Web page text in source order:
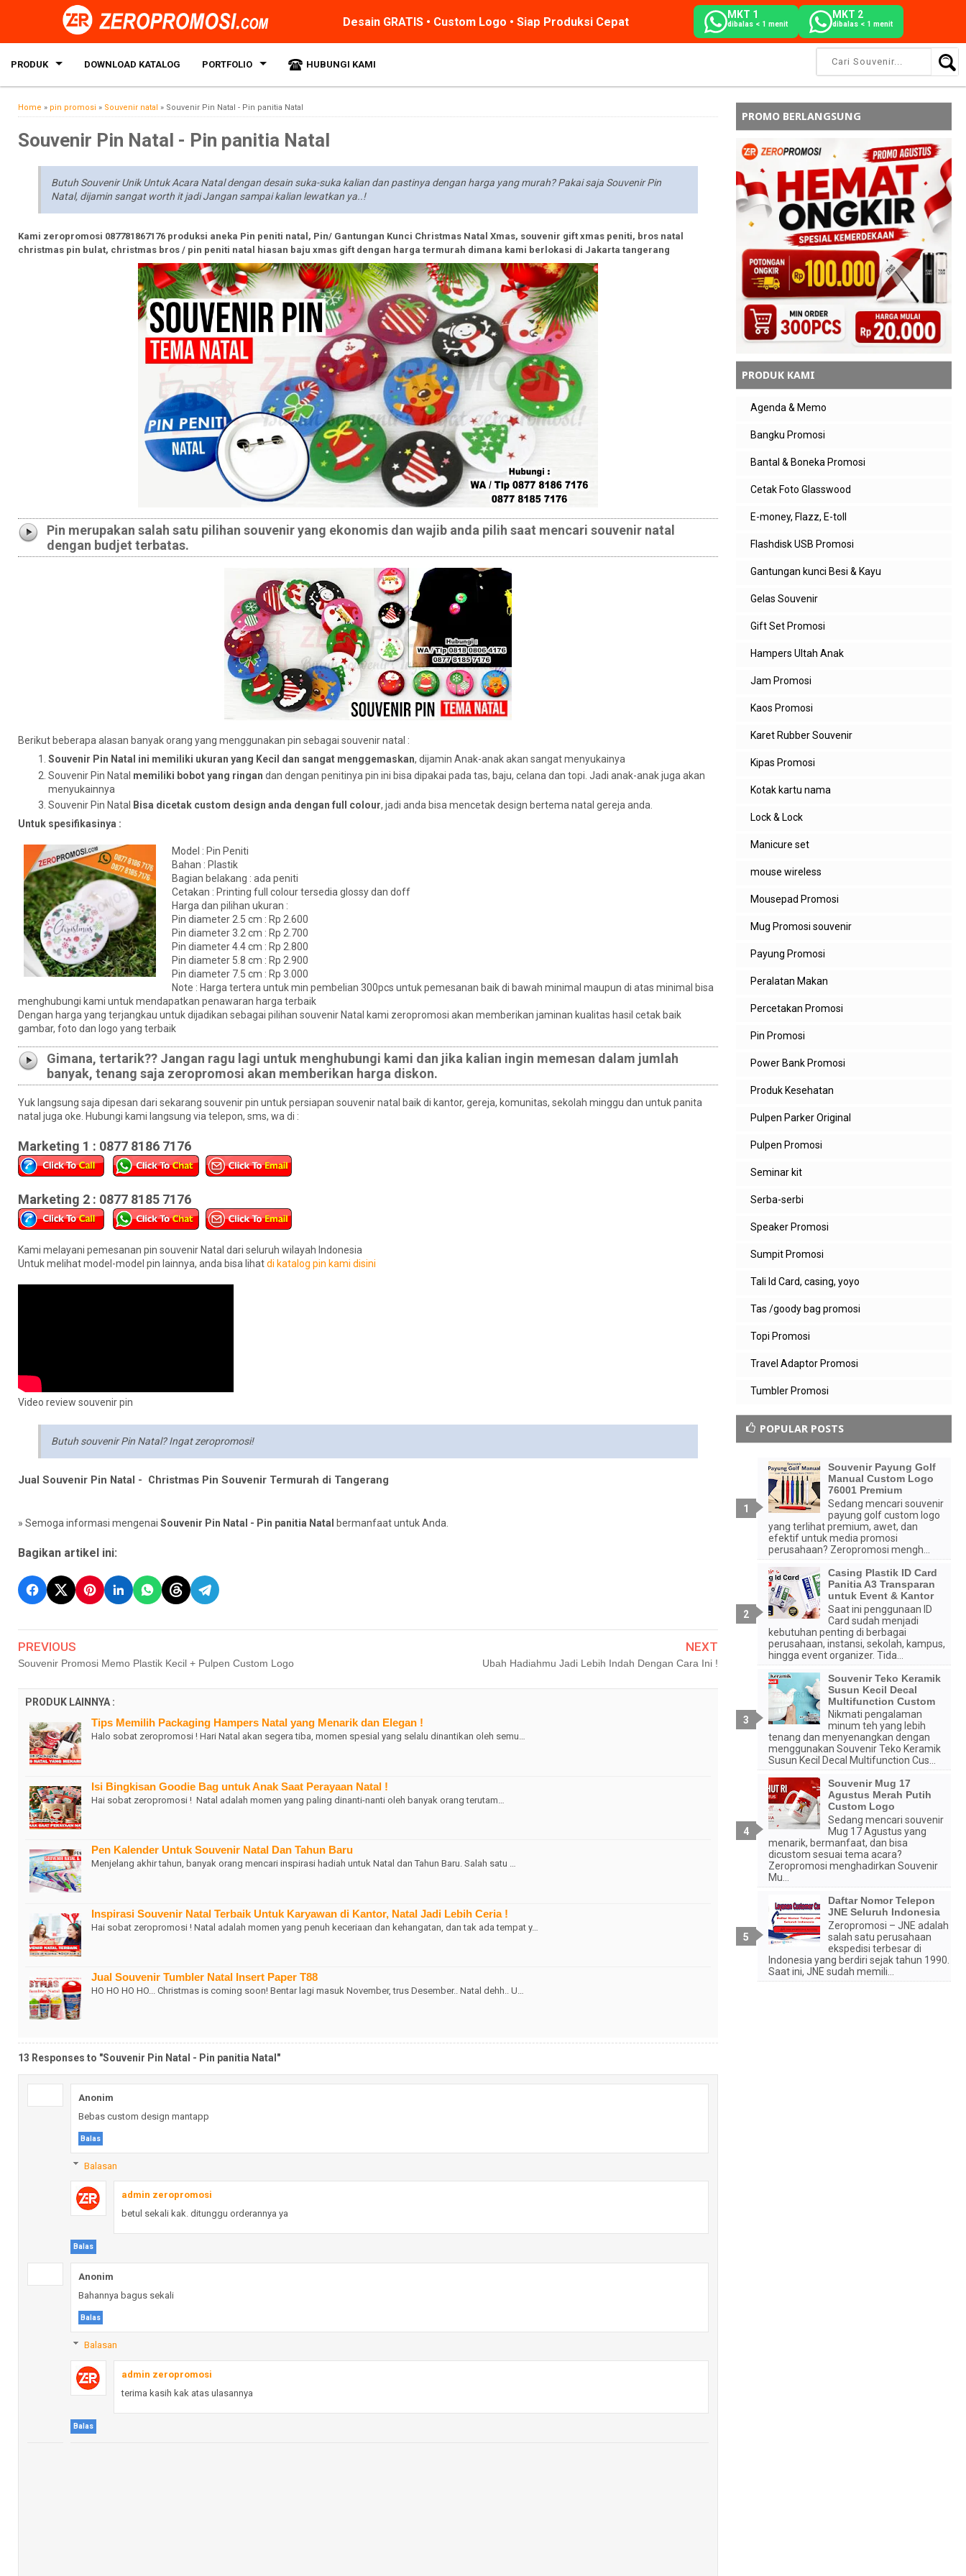
Desain GRATIS • Custom Logo • Siap Produksi Cepat
MKT 1
dibalas < 1 menit
MKT 2
dibalas < 1 menit
PRODUK DOWNLOAD KATALOG PORTFOLIO HUBUNGI KAMI
Home » pin promosi » Souvenir natal » Souvenir Pin Natal - Pin panitia Natal
Souvenir Pin Natal - Pin panitia Natal
Butuh Souvenir Unik Untuk Acara Natal dengan desain suka-suka kalian dan pastinya dengan harga yang murah? Pakai saja Souvenir Pin
Natal, dijamin sangat worth it jadi Jangan sampai kalian lewatkan ya..!
Kami zeropromosi 087781867176 produksi aneka Pin peniti natal, Pin/ Gantungan Kunci Christmas Natal Xmas, souvenir gift xmas peniti, bros natal
christmas pin bulat, christmas bros / pin peniti natal hiasan baju xmas gift dengan harga termurah dimana kami berlokasi di Jakarta tangerang
Pin merupakan salah satu pilihan souvenir yang ekonomis dan wajib anda pilih saat mencari souvenir natal
dengan budjet terbatas.
Berikut beberapa alasan banyak orang yang menggunakan pin sebagai souvenir natal :
Souvenir Pin Natal ini memiliki ukuran yang Kecil dan sangat menggemaskan, dijamin Anak-anak akan sangat menyukainya
Souvenir Pin Natal memiliki bobot yang ringan dan dengan penitinya pin ini bisa dipakai pada tas, baju, celana dan topi. Jadi anak-anak juga akan
menyukainnya
Souvenir Pin Natal
Bisa dicetak custom design anda dengan full colour, jadi anda bisa mencetak design bertema natal gereja anda.
Untuk spesifikasinya :
Model : Pin Peniti
Bahan : Plastik
Bagian belakang : ada peniti
Cetakan : Printing full colour tersedia glossy dan doff
Harga dan pilihan ukuran :
Pin diameter 2.5 cm : Rp 2.600
Pin diameter 3.2 cm : Rp 2.700
Pin diameter 4.4 cm : Rp 2.800
Pin diameter 5.8 cm : Rp 2.900
Pin diameter 7.5 cm : Rp 3.000
Note : Harga tertera untuk min pembelian 300pcs untuk pemesanan baik di bawah minimal maupun di atas minimal bisa
menghubungi kami untuk mendapatkan penawaran harga terbaik
Dengan harga yang terjangkau untuk dijadikan sebagai pilihan souvenir Natal kami zeropromosi akan memberikan jaminan kualitas hasil cetak baik
gambar, foto dan logo yang terbaik
Gimana, tertarik?? Jangan ragu lagi untuk menghubungi kami dan jika kalian ingin memesan dalam jumlah
banyak, tenang saja zeropromosi akan memberikan harga diskon.
Yuk langsung saja dipesan dari sekarang souvenir pin untuk persiapan souvenir natal baik di kantor, gereja, komunitas, sekolah minggu dan untuk panita
natal juga oke. Hubungi kami langsung via telepon, sms, wa di :
Marketing 1 : 0877 8186 7176
Marketing 2 : 0877 8185 7176
Kami melayani pemesanan pin souvenir Natal dari seluruh wilayah Indonesia
Untuk melihat model-model pin lainnya, anda bisa lihatdi katalog pin kami disini
Video review souvenir pin
Butuh souvenir Pin Natal? Ingat zeropromosi!
Jual Souvenir Pin Natal - Christmas Pin Souvenir Termurah di Tangerang
» Semoga informasi mengenai Souvenir Pin Natal - Pin panitia Natal bermanfaat untuk Anda.
Bagikan artikel ini:
PREVIOUS
Souvenir Promosi Memo Plastik Kecil + Pulpen Custom Logo
NEXT
Ubah Hadiahmu Jadi Lebih Indah Dengan Cara Ini !
PRODUK LAINNYA :
Tips Memilih Packaging Hampers Natal yang Menarik dan Elegan !
Halo sobat zeropromosi ! Hari Natal akan segera tiba, momen spesial yang selalu dinantikan oleh semu…
Isi Bingkisan Goodie Bag untuk Anak Saat Perayaan Natal !
Hai sobat zeropromosi ! Natal adalah momen yang paling dinanti-nanti oleh banyak orang terutam…
Pen Kalender Untuk Souvenir Natal Dan Tahun Baru
Menjelang akhir tahun, banyak orang mencari inspirasi hadiah untuk Natal dan Tahun Baru. Salah satu …
Inspirasi Souvenir Natal Terbaik Untuk Karyawan di Kantor, Natal Jadi Lebih Ceria !
Hai sobat zeropromosi ! Natal adalah momen yang penuh keceriaan dan kehangatan, dan tak ada tempat y…
Jual Souvenir Tumbler Natal Insert Paper T88
HO HO HO HO... Christmas is coming soon! Bentar lagi masuk November, trus Desember.. Natal dehh.. U…
13 Responses to "Souvenir Pin Natal - Pin panitia Natal"
Anonim
Bebas custom design mantapp
Balas
Balasan
admin zeropromosi
betul sekali kak. ditunggu orderannya ya
Balas
Anonim
Bahannya bagus sekali
Balas
Balasan
admin zeropromosi
terima kasih kak atas ulasannya
Balas
PROMO BERLANGSUNG
PRODUK KAMI
Agenda & Memo
Bangku Promosi
Bantal & Boneka Promosi
Cetak Foto Glasswood
E-money, Flazz, E-toll
Flashdisk USB Promosi
Gantungan kunci Besi & Kayu
Gelas Souvenir
Gift Set Promosi
Hampers Ultah Anak
Jam Promosi
Kaos Promosi
Karet Rubber Souvenir
Kipas Promosi
Kotak kartu nama
Lock & Lock
Manicure set
mouse wireless
Mousepad Promosi
Mug Promosi souvenir
Payung Promosi
Peralatan Makan
Percetakan Promosi
Pin Promosi
Power Bank Promosi
Produk Kesehatan
Pulpen Parker Original
Pulpen Promosi
Seminar kit
Serba-serbi
Speaker Promosi
Sumpit Promosi
Tali Id Card, casing, yoyo
Tas /goody bag promosi
Topi Promosi
Travel Adaptor Promosi
Tumbler Promosi
POPULAR POSTS
Souvenir Payung Golf
Manual Custom Logo
76001 Premium
Sedang mencari souvenir
payung golf custom logo
yang terlihat premium, awet, dan
efektif untuk media promosi
perusahaan? Zeropromosi mengh...
Casing Plastik ID Card
Panitia A3 Transparan
untuk Event & Kantor
Saat ini penggunaan ID
Card sudah menjadi
kebutuhan penting di berbagai
perusahaan, instansi, sekolah, kampus,
hingga event organizer. Tida...
Souvenir Teko Keramik
Susun Kecil Decal
Multifunction Custom
Nikmati pengalaman
minum teh yang lebih
tenang dan menyenangkan dengan
menggunakan Souvenir Teko Keramik
Susun Kecil Decal Multifunction Cus...
Souvenir Mug 17
Agustus Merah Putih
Custom Logo
Sedang mencari souvenir
Mug 17 Agustus yang
menarik, bermanfaat, dan bisa
dicustom sesuai tema acara?
Zeropromosi menghadirkan Souvenir
Mu...
Daftar Nomor Telepon
JNE Seluruh Indonesia
Zeropromosi – JNE adalah
salah satu perusahaan
ekspedisi terbesar di
Indonesia yang berdiri sejak tahun 1990.
Saat ini, JNE sudah memili...